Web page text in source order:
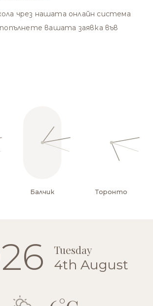
чрез нашата онлайн система
вашата заявка във
Балчик Торонто
Tuesday
4th August